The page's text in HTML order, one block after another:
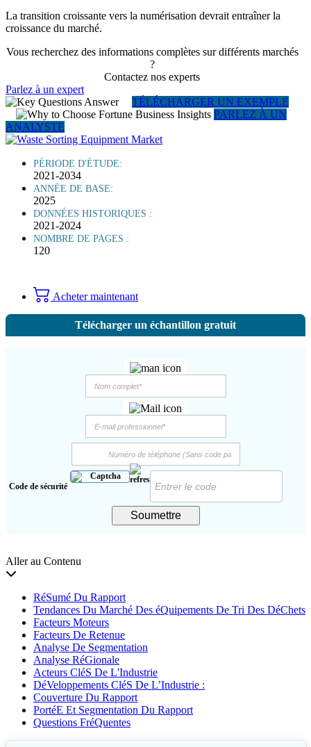
La transition croissante vers la numérisation devrait entraîner la
croissance du marché.
Vous recherchez des informations complètes sur différents marchés
?
Contactez nos experts
Parlez à un expert
TÉLÉCHARGER UN EXEMPLE
PARLEZ À UN
ANALYSTE
PÉRIODE D'ÉTUDE:
2021-2034
ANNÉE DE BASE:
2025
DONNÉES HISTORIQUES :
2021-2024
NOMBRE DE PAGES :
120
Acheter maintenant
Télécharger un échantillon gratuit
Code de sécurité
Soumettre
Aller au Contenu
RéSumé Du Rapport
Tendances Du Marché Des éQuipements De Tri Des DéChets
Facteurs Moteurs
Facteurs De Retenue
Analyse De Segmentation
Analyse RéGionale
Acteurs CléS De L'Industrie
DéVeloppements CléS De L’Industrie :
Couverture Du Rapport
PortéE Et Segmentation Du Rapport
Questions FréQuentes